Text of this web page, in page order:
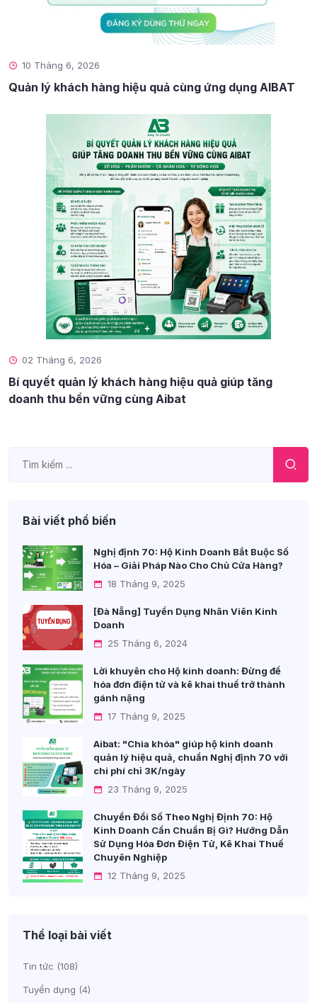
10 Tháng 6, 2026
Quản lý khách hàng hiệu quả cùng ứng dụng AIBAT
02 Tháng 6, 2026
Bí quyết quản lý khách hàng hiệu quả giúp tăng
doanh thu bền vững cùng Aibat
Bài viết phổ biến
Nghị định 70: Hộ Kinh Doanh Bắt Buộc Số
Hóa – Giải Pháp Nào Cho Chủ Cửa Hàng?
18 Tháng 9, 2025
[Đà Nẵng] Tuyển Dụng Nhân Viên Kinh
Doanh
25 Tháng 6, 2024
Lời khuyên cho Hộ kinh doanh: Đừng để
hóa đơn điện tử và kê khai thuế trở thành
gánh nặng
17 Tháng 9, 2025
Aibat: "Chìa khóa" giúp hộ kinh doanh
quản lý hiệu quả, chuẩn Nghị định 70 với
chi phí chỉ 3K/ngày
23 Tháng 9, 2025
Chuyển Đổi Số Theo Nghị Định 70: Hộ
Kinh Doanh Cần Chuẩn Bị Gì? Hướng Dẫn
Sử Dụng Hóa Đơn Điện Tử, Kê Khai Thuế
Chuyên Nghiệp
12 Tháng 9, 2025
Thể loại bài viết
Tin tức (108)
Tuyển dụng (4)